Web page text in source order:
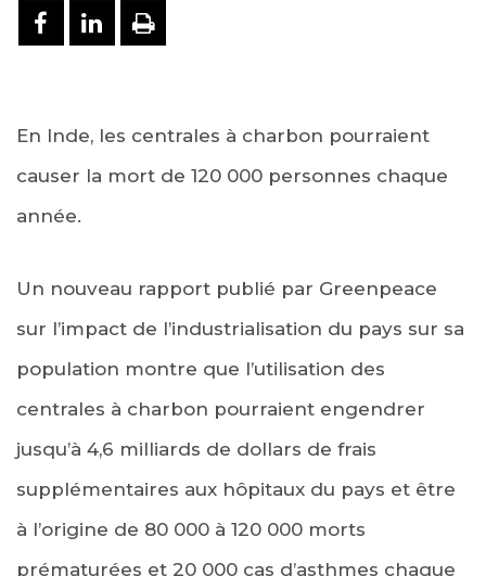
PARTAGER SUR FACEBOOK
PARTAGER SUR LINKEDIN
IMPRIMER
En Inde, les centrales à charbon pourraient
causer la mort de 120 000 personnes chaque
année.
Un nouveau rapport publié par Greenpeace
sur l’impact de l’industrialisation du pays sur sa
population montre que l’utilisation des
centrales à charbon pourraient engendrer
jusqu’à 4,6 milliards de dollars de frais
supplémentaires aux hôpitaux du pays et être
à l’origine de 80 000 à 120 000 morts
prématurées et 20 000 cas d’asthmes chaque